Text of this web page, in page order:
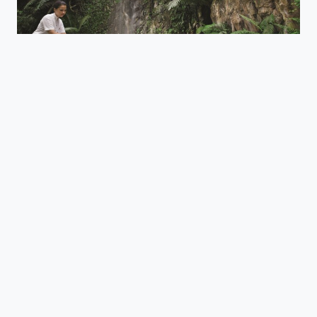
IATITAI
Mehrwertsteuer und zzgl. Versandkosten.